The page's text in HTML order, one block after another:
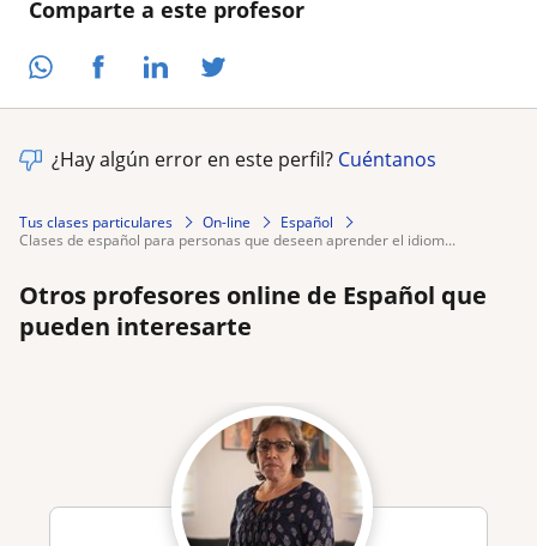
Comparte a este profesor
¿Hay algún error en este perfil? Cuéntanos
Tus clases particulares On-line
Español
clases de español para personas que deseen aprender el idiom...
Otros profesores online de Español que
pueden interesarte